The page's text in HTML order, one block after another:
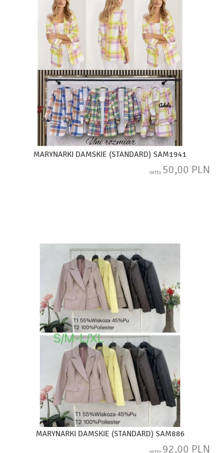
MARYNARKI DAMSKIE (STANDARD) SAM1941
netto 50,00 PLN
MARYNARKI DAMSKIE (STANDARD) SAM886
92,00 PLN